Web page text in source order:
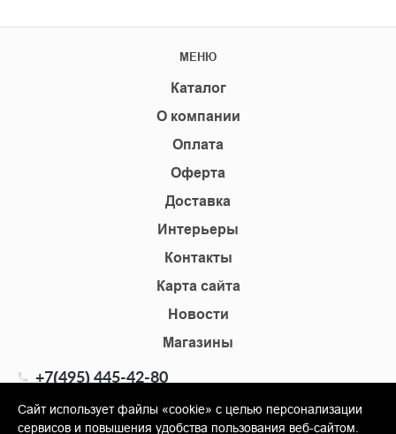
МЕНЮ
Каталог
О компании
Оплата
Оферта
Доставка
Интерьеры
Контакты
Карта сайта
Новости
Магазины
+7(495) 445-42-80
info@shopkm.ru
Сайт использует файлы «cookie» с целью персонализации
сервисов и повышения удобства пользования веб-сайтом.